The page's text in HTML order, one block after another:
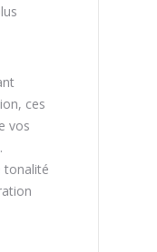
ces
vos
tonalité